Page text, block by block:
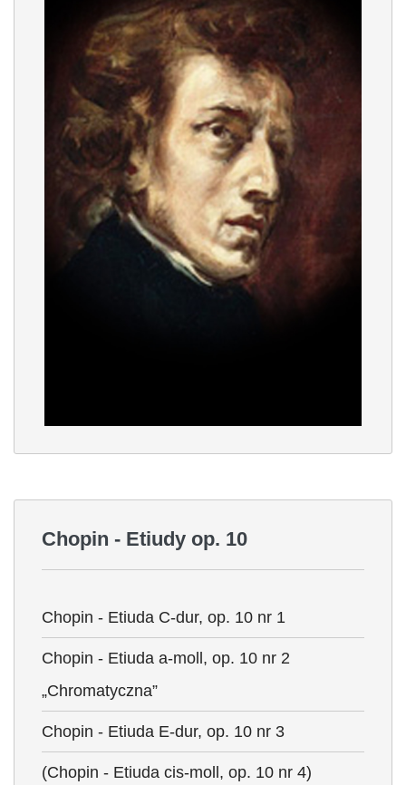
Chopin - Etiudy op. 10
Chopin - Etiuda C-dur, op. 10 nr 1
Chopin - Etiuda a-moll, op. 10 nr 2
„Chromatyczna”
Chopin - Etiuda E-dur, op. 10 nr 3
(Chopin - Etiuda cis-moll, op. 10 nr 4)